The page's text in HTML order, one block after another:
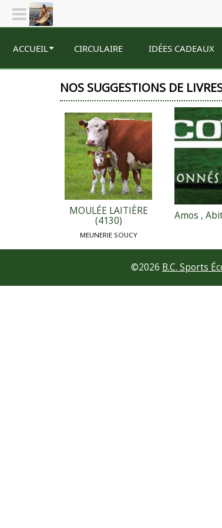
ACCUEIL CIRCULAIRE IDÉES CADEAUX
NOS SUGGESTIONS DE
MOULÉE LAITIÈRE
(4130)
MEUNERIE SOUCY
Amos ,
©2026 B.C. Sports